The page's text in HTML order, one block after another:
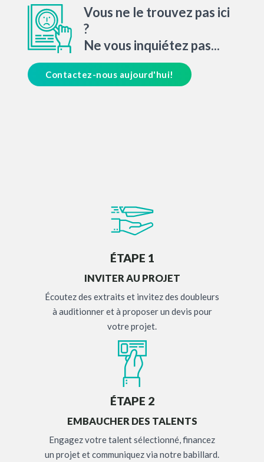
Vous ne le trouvez pas ici
?
Ne vous inquiétez pas...
Contactez-nous aujourd'hui!
ÉTAPE 1
INVITER AU PROJET
Écoutez des extraits et invitez des doubleurs
à auditionner et à proposer un devis pour
votre projet.
ÉTAPE 2
EMBAUCHER DES TALENTS
Engagez votre talent sélectionné, financez
un projet et communiquez via notre babillard.